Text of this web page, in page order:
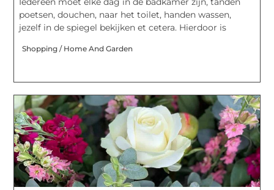
poetsen, douchen, naar het toilet, handen wassen,
jezelf in de spiegel bekijken et cetera. Hierdoor is
Shopping / Home And Garden